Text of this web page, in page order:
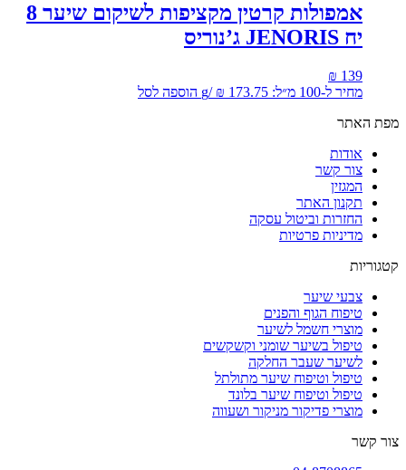
אמפולות קרטין מקציפות לשיקום שיער 8
יח JENORIS ג’נוריס
₪ 139
מחיר ל-100 מ״ל:
₪ 173.75
/
g הוספה לסל
מפת האתר
אודות
צור קשר
המגזין
תקנון האתר
החזרות וביטול עסקה
מדיניות פרטיות
קטגוריות
צבעי שיער
טיפוח הגוף והפנים
מוצרי חשמל לשיער
טיפול בשיער שומני וקשקשים
לשיער שעבר החלקה
טיפול וטיפוח שיער מתולתל
טיפול וטיפוח שיער בלונד
מוצרי פדיקור מניקור ושעווה
צור קשר